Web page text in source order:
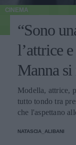
CINEMA
“Sono
l’attrice
Manna si
Modella, attrice,
tutto tondo tra
che l'aspettano
NATASCIA_ALIBANI